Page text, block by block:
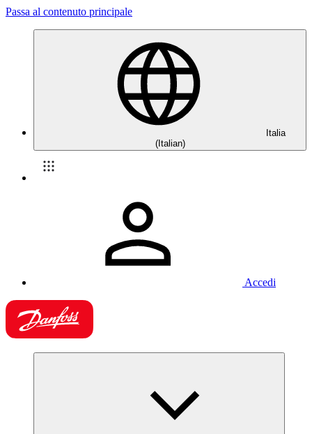
Passa al contenuto principale
Italia
(Italian)
Accedi